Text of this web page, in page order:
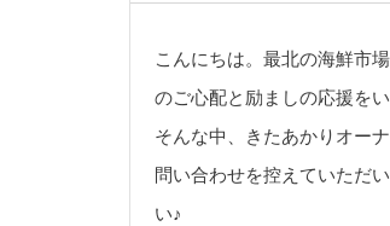
こんにちは。最北の海鮮市
のご心配と励ましの応援を
そんな中、きたあかりオー
問い合わせを控えていただ
い♪